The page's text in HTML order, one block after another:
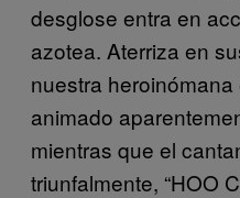
desglose entra en
azotea. Aterriza en
nuestra
animado
mientras que el
triunfalmente, “HOO